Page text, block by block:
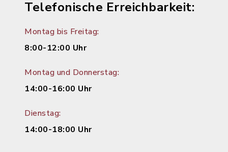
Telefonische Erreichbarkeit:
Montag bis Freitag:
8:00-12:00 Uhr
Montag und Donnerstag:
14:00-16:00 Uhr
Dienstag:
14:00-18:00 Uhr